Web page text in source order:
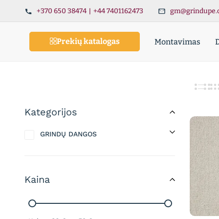
+370 650 38474 | +44 7401162473
Prekių katalogas Montavimas
Kategorijos
GRINDŲ DANGOS
Kaina